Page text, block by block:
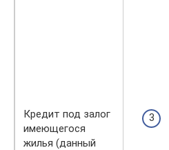
Кредит под залог
имеющегося
жилья (данный